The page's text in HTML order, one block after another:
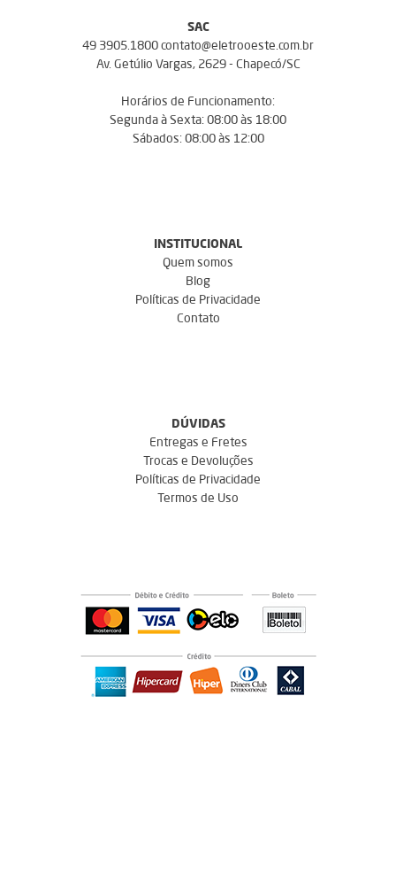
SAC
49 3905.1800 contato@eletrooeste.com.br
Av. Getúlio Vargas, 2629 - Chapecó/SC
Horários de Funcionamento:
Segunda à Sexta: 08:00 às 18:00
Sábados: 08:00 às 12:00
INSTITUCIONAL
Quem somos
Blog
Políticas de Privacidade
Contato
DÚVIDAS
Entregas e Fretes
Trocas e Devoluções
Políticas de Privacidade
Termos de Uso